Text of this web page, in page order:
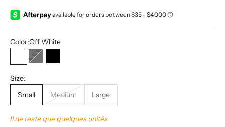
Color:Off White
Off White
Charcoal
Black
Size:
Small
Medium Large
Il ne reste que quelques unités